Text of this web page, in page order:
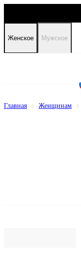
Женское Мужское
Главная Женщинам